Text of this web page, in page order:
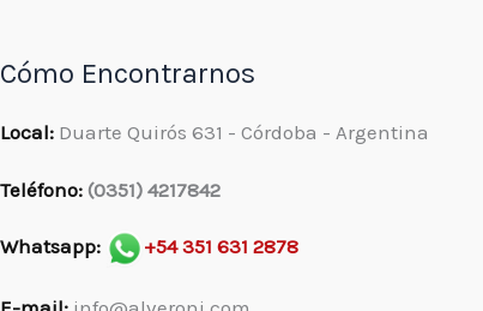
Cómo Encontrarnos
Local: Duarte Quirós 631 - Córdoba - Argentina
Teléfono: (0351) 4217842
Whatsapp: +54 351 631 2878